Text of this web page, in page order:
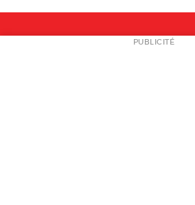
NEWSLETTER
PUBLICITÉ